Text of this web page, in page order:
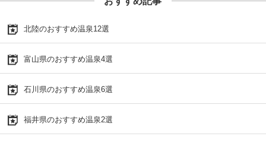
北陸のおすすめ温泉12選
富山県のおすすめ温泉4選
石川県のおすすめ温泉6選
福井県のおすすめ温泉2選